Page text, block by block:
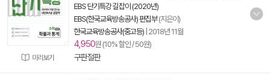
미리보기
EBS 단기특강 길잡이 (2020년)
EBS(한국교육방송공사) 편집부(지은이)
한국교육방송공사(중고등) 2018년 11월
4,950원 (10% 할인 / 50원)
구판절판